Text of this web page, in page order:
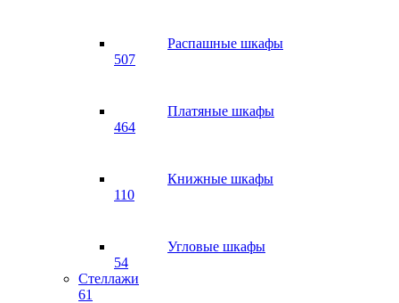
Распашные шкафы
507
Платяные шкафы
464
Книжные шкафы
110
Угловые шкафы
54
Стеллажи
61